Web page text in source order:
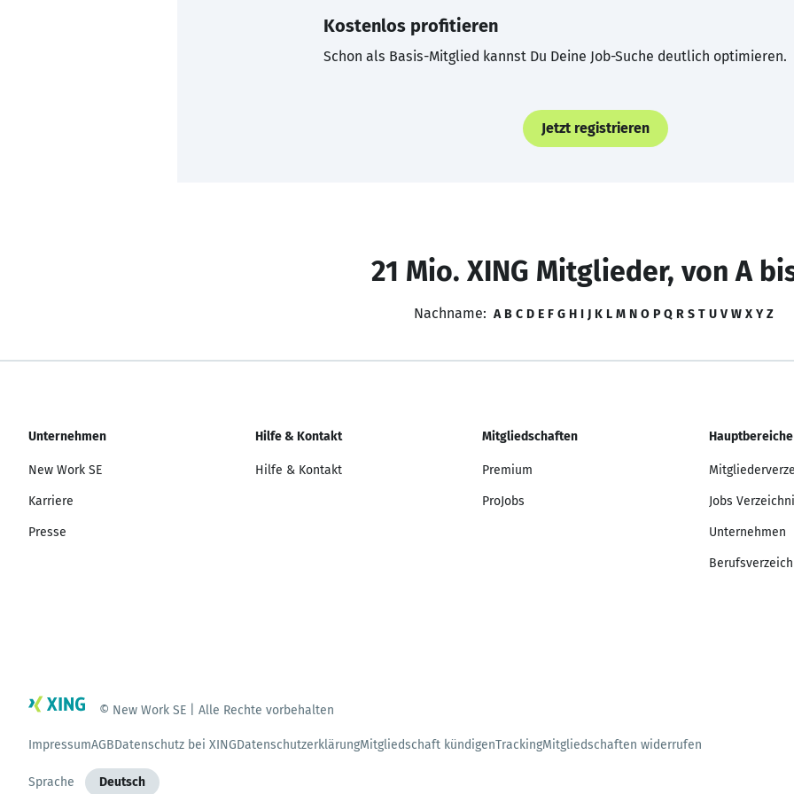
Kostenlos profitieren
Schon als Basis-Mitglied kannst Du Deine Job-Suche deutlich optimieren.
Jetzt registrieren
21 Mio. XING Mitglieder, von A
Nachname: A B C D E F G H I J K L M N O P Q R S T U V W X Y Z
Unternehmen
New Work SE
Karriere
Presse
Hilfe & Kontakt
Hilfe & Kontakt
Mitgliedschaften
Premium
ProJobs
Hauptbereiche
Jobs
Unternehmen
© New Work SE | Alle Rechte vorbehalten
ImpressumAGBDatenschutz bei XINGDatenschutzerklärungMitgliedschaft kündigenTrackingMitgliedschaften widerrufen
Sprache Deutsch